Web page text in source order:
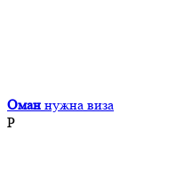
Оман нужна виза
Р